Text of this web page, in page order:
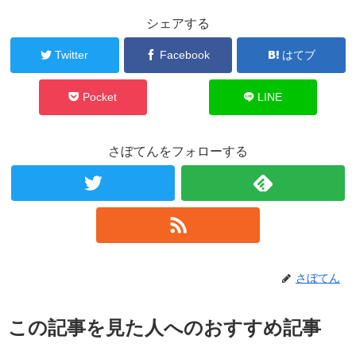
シェアする
Twitter Facebook はてブ
Pocket LINE
さぼてんをフォローする
さぼてん
この記事を見た人へのおすすめ記事